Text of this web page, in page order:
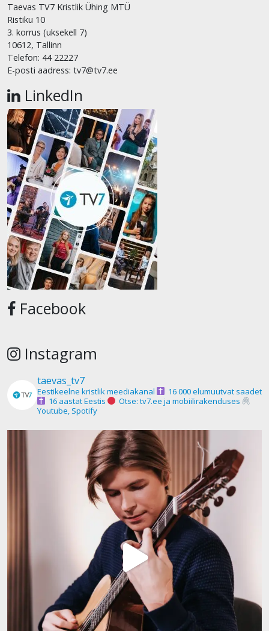
Taevas TV7 Kristlik Ühing MTÜ
Ristiku 10
3. korrus (uksekell 7)
10612, Tallinn
Telefon: 44 22227
E-posti aadress: tv7@tv7.ee
LinkedIn
Facebook
Instagram
taevas_tv7
Eestikeelne kristlik meediakanal
16 000 elumuutvat saadet
16 aastat Eestis
Otse: tv7.ee ja mobiilirakenduses
Youtube, Spotify